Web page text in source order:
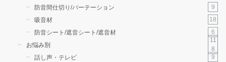
防音間仕切り/パーテーション
9
吸音材
18
防音シート/遮音シート/遮音材
6
お悩み別
11
8
話し声・テレビ
9